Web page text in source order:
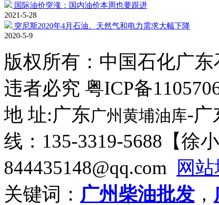
国际油价突涨：国内油价本周也要跟进
2021-5-28
突尼斯2020年4月石油、天然气和电力需求大幅下降
2020-5-9
版权所有： 中国石化广
违者必究 粤ICP备
地 址:广东广州黄埔油库-广
线：135-3319-5688【徐
844435148@qq.com
网
关键词： 广州柴油批发 ，